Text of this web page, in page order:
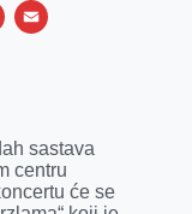
X
E
l
sastava
centru
će se